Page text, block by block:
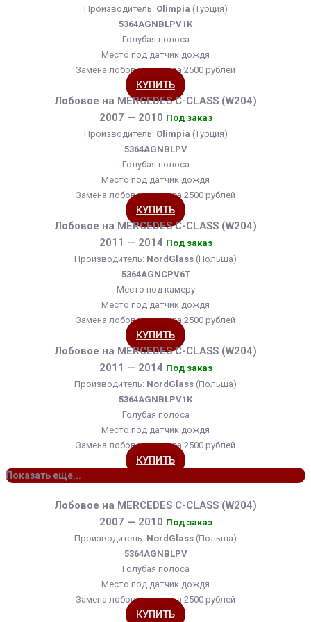
Производитель: Olimpia (Турция)
5364AGNBLPV1K
Голубая полоса
Место под датчик дождя
Замена лобового стекла 2500 рублей
КУПИТЬ
Лобовое на MERCEDES C-CLASS (W204)
2007 — 2010 Под заказ
Производитель: Olimpia (Турция)
5364AGNBLPV
Голубая полоса
Место под датчик дождя
Замена лобового стекла 2500 рублей
КУПИТЬ
Лобовое на MERCEDES C-CLASS (W204)
2011 — 2014 Под заказ
Производитель: NordGlass (Польша)
5364AGNCPV6T
Место под камеру
Место под датчик дождя
Замена лобового стекла 2500 рублей
КУПИТЬ
Лобовое на MERCEDES C-CLASS (W204)
2011 — 2014 Под заказ
Производитель: NordGlass (Польша)
5364AGNBLPV1K
Голубая полоса
Место под датчик дождя
Замена лобового стекла 2500 рублей
КУПИТЬ
Показать еще...
Лобовое на MERCEDES C-CLASS (W204)
2007 — 2010 Под заказ
Производитель: NordGlass (Польша)
5364AGNBLPV
Голубая полоса
Место под датчик дождя
Замена лобового стекла 2500 рублей
КУПИТЬ